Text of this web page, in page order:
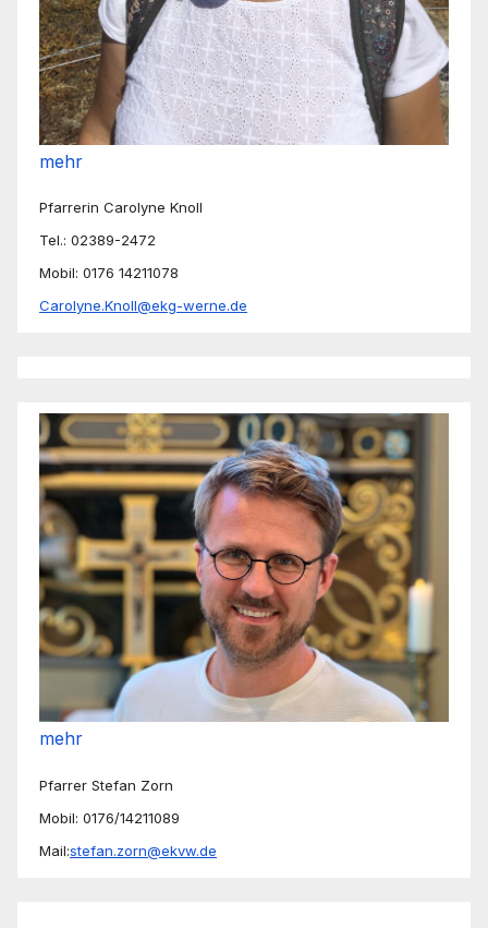
mehr
Pfarrerin Carolyne Knoll
Tel.: 02389-2472
Mobil: 0176 14211078
Carolyne.Knoll@ekg-werne.de
mehr
Pfarrer Stefan Zorn
Mobil: 0176/14211089
Mail:stefan.zorn@ekvw.de